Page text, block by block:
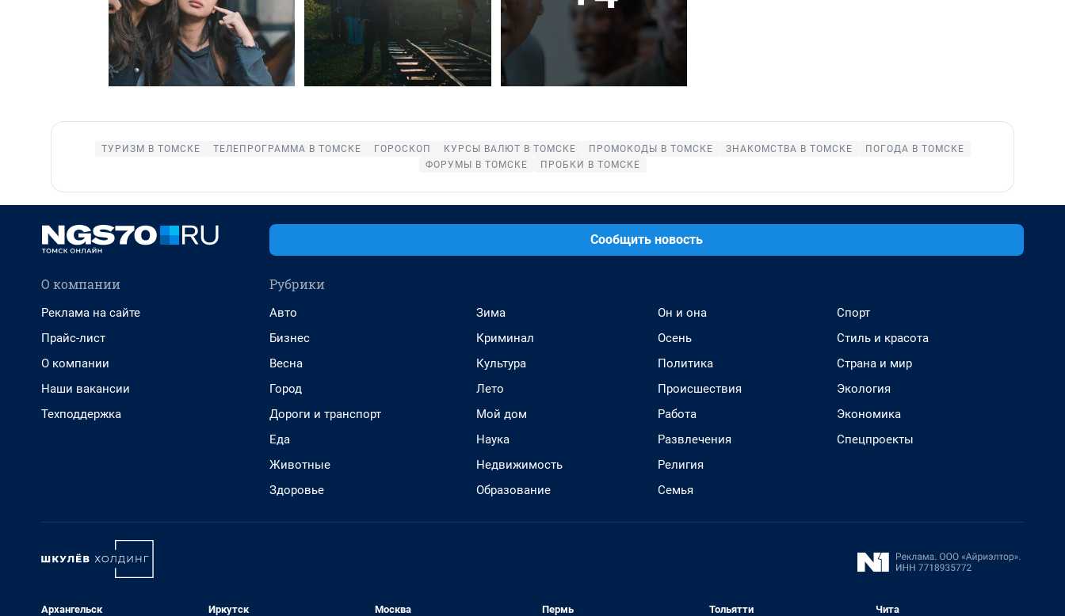
ТУРИЗМ В ТОМСКЕ ТЕЛЕПРОГРАММА В ТОМСКЕ ГОРОСКОП КУРСЫ ВАЛЮТ В ТОМСКЕ ПРОМОКОДЫ В ТОМСКЕ ЗНАКОМСТВА В ТОМСКЕ
ПОГОДА В ТОМСКЕ
ФОРУМЫ В ТОМСКЕ
ПРОБКИ В ТОМСКЕ
Сообщить новость
О компании
Реклама на сайте
Прайс-лист
О компании
Наши вакансии
Техподдержка
Рубрики
Авто
Бизнес
Весна
Город
Дороги и транспорт
Еда
Животные
Здоровье
Зима
Криминал
Культура
Лето
Мой дом
Наука
Недвижимость
Образование
Он и она
Осень
Политика
Происшествия
Работа
Развлечения
Религия
Семья
Спорт
Стиль и красота
Страна и мир
Экология
Экономика
Спецпроекты
Архангельск
Иркутск
Москва
Пермь
Тольятти
Чита